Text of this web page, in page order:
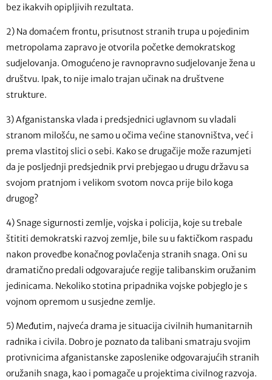
bez ikakvih opipljivih rezultata.
2) Na domaćem frontu, prisutnost stranih trupa u pojedinim
metropolama zapravo je otvorila početke demokratskog
sudjelovanja. Omogućeno je ravnopravno sudjelovanje žena u
društvu. Ipak, to nije imalo trajan učinak na društvene
strukture.
3) Afganistanska vlada i predsjednici uglavnom su vladali
stranom milošću, ne samo u očima većine stanovništva, već i
prema vlastitoj slici o sebi. Kako se drugačije može razumjeti
da je posljednji predsjednik prvi prebjegao u drugu državu sa
svojom pratnjom i velikom svotom novca prije bilo koga
drugog?
4) Snage sigurnosti zemlje, vojska i policija, koje su trebale
štititi demokratski razvoj zemlje, bile su u faktičkom raspadu
nakon provedbe konačnog povlačenja stranih snaga. Oni su
dramatično predali odgovarajuće regije talibanskim oružanim
jedinicama. Nekoliko stotina pripadnika vojske pobjeglo je s
vojnom opremom u susjedne zemlje.
5) Međutim, najveća drama je situacija civilnih humanitarnih
radnika i civila. Dobro je poznato da talibani smatraju svojim
protivnicima afganistanske zaposlenike odgovarajućih stranih
oružanih snaga, kao i pomagače u projektima civilnog razvoja.